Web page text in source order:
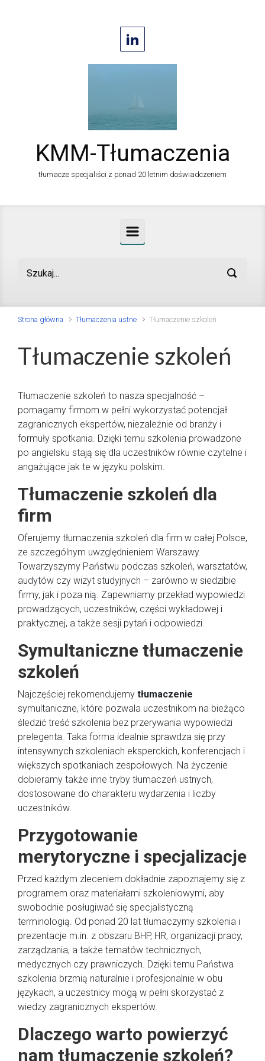
KMM-Tłumaczenia
tłumacze specjaliści z ponad 20 letnim doświadczeniem
Strona główna Tłumaczenia ustne Tłumaczenie szkoleń
Tłumaczenie szkoleń
Tłumaczenie szkoleń to nasza specjalność –
pomagamy firmom w pełni wykorzystać potencjał
zagranicznych ekspertów, niezależnie od branży i
formuły spotkania. Dzięki temu szkolenia prowadzone
po angielsku stają się dla uczestników równie czytelne i
angażujące jak te w języku polskim.
Tłumaczenie szkoleń dla
firm
Oferujemy tłumaczenia szkoleń dla firm w całej Polsce,
ze szczególnym uwzględnieniem Warszawy.
Towarzyszymy Państwu podczas szkoleń, warsztatów,
audytów czy wizyt studyjnych – zarówno w siedzibie
firmy, jak i poza nią. Zapewniamy przekład wypowiedzi
prowadzących, uczestników, części wykładowej i
praktycznej, a także sesji pytań i odpowiedzi.
Symultaniczne tłumaczenie
szkoleń
Najczęściej rekomendujemy tłumaczenie
symultaniczne, które pozwala uczestnikom na bieżąco
śledzić treść szkolenia bez przerywania wypowiedzi
prelegenta. Taka forma idealnie sprawdza się przy
intensywnych szkoleniach eksperckich, konferencjach i
większych spotkaniach zespołowych. Na życzenie
dobieramy także inne tryby tłumaczeń ustnych,
dostosowane do charakteru wydarzenia i liczby
uczestników.
Przygotowanie
merytoryczne i specjalizacje
Przed każdym zleceniem dokładnie zapoznajemy się z
programem oraz materiałami szkoleniowymi, aby
swobodnie posługiwać się specjalistyczną
terminologią. Od ponad 20 lat tłumaczymy szkolenia i
prezentacje m.in. z obszaru BHP, HR, organizacji pracy,
zarządzania, a także tematów technicznych,
medycznych czy prawniczych. Dzięki temu Państwa
szkolenia brzmią naturalnie i profesjonalnie w obu
językach, a uczestnicy mogą w pełni skorzystać z
wiedzy zagranicznych ekspertów.
Dlaczego warto powierzyć
nam tłumaczenie szkoleń?